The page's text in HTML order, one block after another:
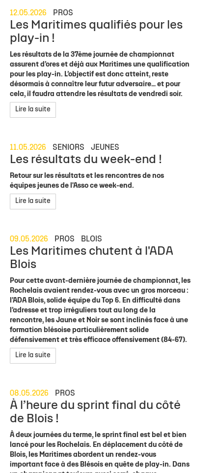
12.05.2026 PROS
Les Maritimes qualifiés pour les
play-in !
Les résultats de la 37ème journée de championnat
assurent d’ores et déjà aux Maritimes une qualification
pour les play-in. L’objectif est donc atteint, reste
désormais à connaître leur futur adversaire… et pour
cela, il faudra attendre les résultats de vendredi soir.
Lire la suite
11.05.2026 SENIORS JEUNES
Les résultats du week-end !
Retour sur les résultats et les rencontres de nos
équipes jeunes de l'Asso ce week-end.
Lire la suite
09.05.2026 PROS BLOIS
Les Maritimes chutent à l'ADA
Blois
Pour cette avant-dernière journée de championnat, les
Rochelais avaient rendez-vous avec un gros morceau :
l’ADA Blois, solide équipe du Top 6. En difficulté dans
l’adresse et trop irréguliers tout au long de la
rencontre, les Jaune et Noir se sont inclinés face à une
formation blésoise particulièrement solide
défensivement et très efficace offensivement (84-67).
Lire la suite
08.05.2026 PROS
À l’heure du sprint final du côté
de Blois !
À deux journées du terme, le sprint final est bel et bien
lancé pour les Rochelais. En déplacement du côté de
Blois, les Maritimes abordent un rendez-vous
important face à des Blésois en quête de play-in. Dans